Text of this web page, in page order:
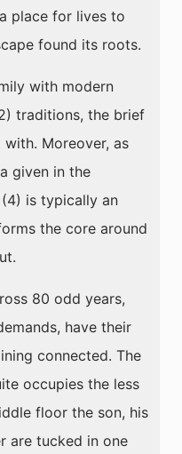
place for lives to
found its roots.
with modern
traditions, the brief
Moreover, as
given in the
is typically an
the core around
80 odd years,
have their
connected. The
occupies the less
floor the son, his
are tucked in one